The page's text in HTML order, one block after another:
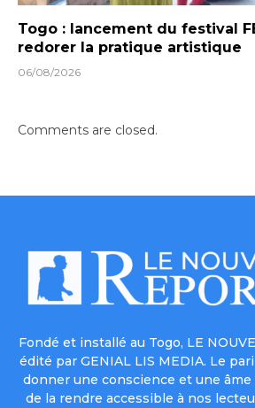
Togo : lancement du festival
redorer la pratique artistique
06/08/2026
Comments are closed.
Fondé et installé au Togo, LE
édité par GENIAL LIS MEDIA. Le
donner une conscience et une âme
de la rendre accessible à nos